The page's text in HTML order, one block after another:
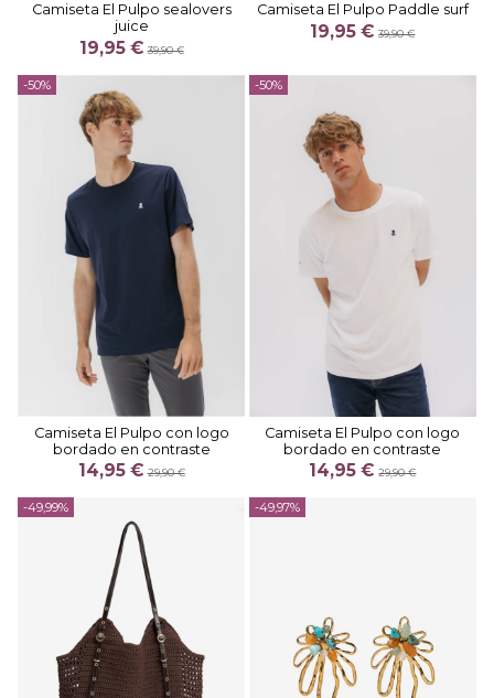
Camiseta El Pulpo sealovers
juice
19,95 €39,90 €
Camiseta El Pulpo Paddle surf
19,95 €39,90 €
-50%
Camiseta El Pulpo con logo
bordado en contraste
14,95 €29,90 €
-50%
Camiseta El Pulpo con logo
bordado en contraste
14,95 €29,90 €
-49,99% -49,97%